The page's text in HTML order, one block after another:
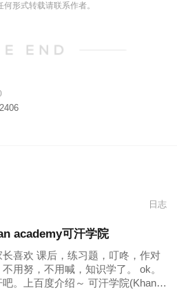
形式转载请联系作者。
日志
academy可汗学院
喜欢 课后，练习题，叮咚，作对
用努，不用喊，知识学了。 ok。
。上百度介绍～ 可汗学院(Khan